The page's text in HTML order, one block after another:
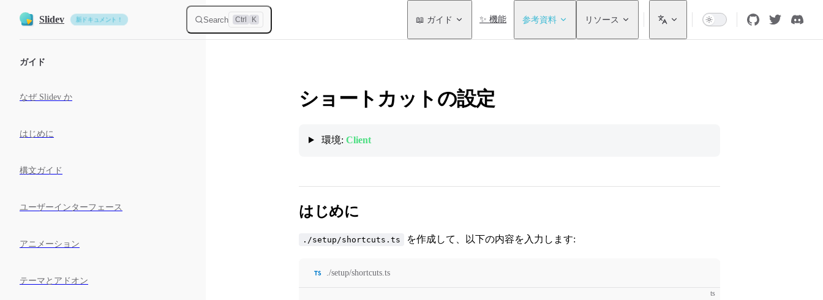
Skip to content
Slidev 新ドキュメント！ Search Ctrl K
Main Navigation
📖 ガイド ✨ 機能 参考資料 リソース
ガイド
なぜ Slidev か
はじめに
構文ガイド
ユーザーインターフェース
アニメーション
テーマとアドオン
ショートカットの設定
環境: Client
はじめに
./setup/shortcuts.ts を作成して、以下の内容を入力します:
./setup/shortcuts.ts
ts